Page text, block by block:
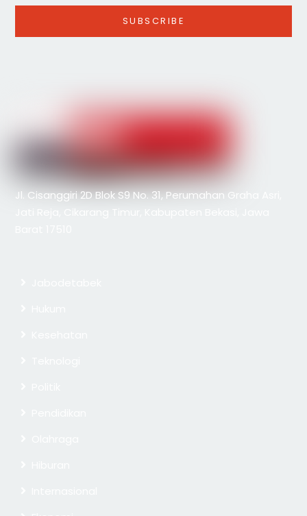
Jl. Cisanggiri 2D Blok S9 No. 31, Perumahan Graha Asri,
Jati Reja, Cikarang Timur, Kabupaten Bekasi, Jawa